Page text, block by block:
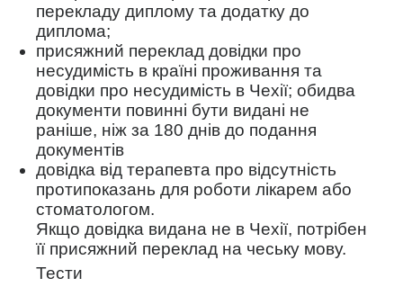
перекладу диплому та додатку до
диплома;
присяжний переклад довідки про
несудимість в країні проживання та
довідки про несудимість в Чехії; обидва
документи повинні бути видані не
раніше, ніж за 180 днів до подання
документів
довідка від терапевта про відсутність
протипоказань для роботи лікарем або
стоматологом.
Якщо довідка видана не в Чехії, потрібен
її присяжний переклад на чеську мову.
Тести